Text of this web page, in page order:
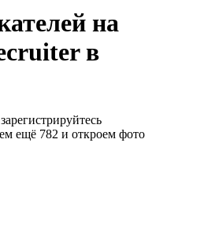
на
в
ещё 782 и откроем фото